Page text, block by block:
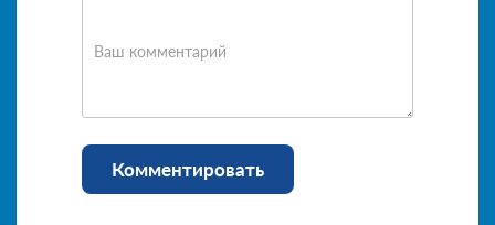
Ваш комментарий
Комментировать